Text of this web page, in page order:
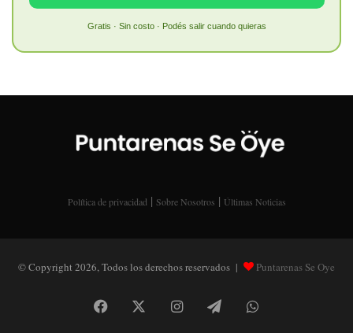
Gratis · Sin costo · Podés salir cuando quieras
Política de privacidad | Sobre Nosotros | Últimas Noticias
© Copyright 2026, Todos los derechos reservados | Puntarenas Se Oye
Facebook InstagramTelegramWhatsApp